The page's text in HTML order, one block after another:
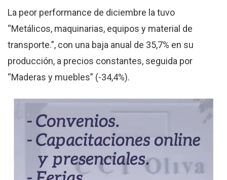
La peor performance de diciembre la tuvo
“Metálicos, maquinarias, equipos y material de
transporte.”, con una baja anual de 35,7% en su
producción, a precios constantes, seguida por
“Maderas y muebles” (-34,4%).